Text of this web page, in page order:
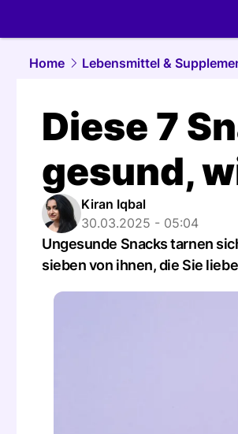
Home
Lebensmittel &
Diese 7
gesund,
Kiran Iqbal
30.03.2025 - 05:04
Ungesunde Snacks tarnen
sieben von ihnen, die Sie